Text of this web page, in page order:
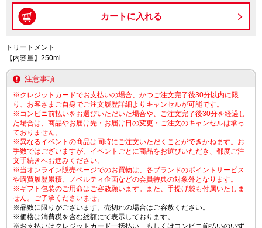
トリートメント
【内容量】250ml
注意事項
※クレジットカードでお支払いの場合、かつご注文完了後30分以内に限
り、お客さまご自身でご注文履歴詳細よりキャンセルが可能です。
※コンビニ前払いをお選びいただいた場合や、ご注文完了後30分を経過し
た場合は、商品やお届け先・お届け日の変更・ご注文のキャンセルは承っ
ておりません。
※異なるイベントの商品は同時にご注文いただくことができかねます。お
手数ではございますが、イベントごとに商品をお選びいただき、都度ご注
文手続きへお進みください。
※当オンライン販売ページでのお買物は、各ブランドのポイントサービス
や購買履歴累積、ノベルティ企画などの会員特典の対象外となります。
※ギフト包装のご用命はご容赦願います。また、手提げ袋も付属いたしま
せん。ご了承くださいませ。
※品数に限りがございます。売切れの場合はご容赦ください。
※価格は消費税を含む総額にて表示しております。